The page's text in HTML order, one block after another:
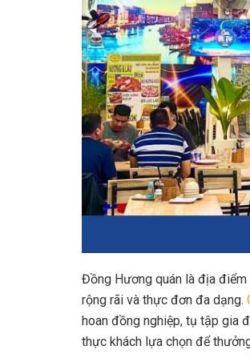
Đồng Hương quán là địa điểm
rộng rãi và thực đơn đa dạng.
hoan đồng nghiệp, tụ tập gia
thực khách lựa chọn để